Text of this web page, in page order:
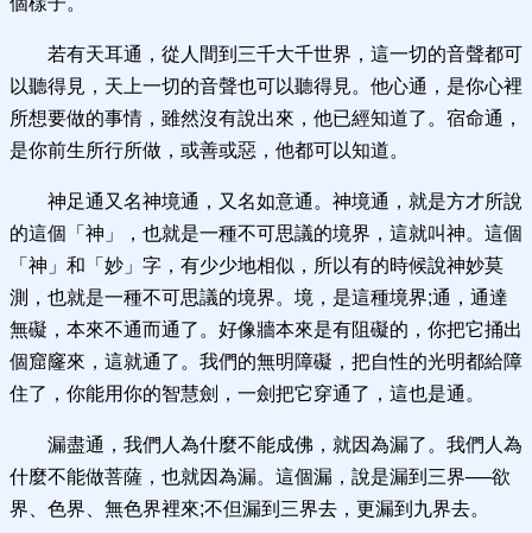
若有天耳通，從人間到三千大千世界，這一切的音聲都可
以聽得見，天上一切的音聲也可以聽得見。他心通，是你心裡
所想要做的事情，雖然沒有說出來，他已經知道了。宿命通，
是你前生所行所做，或善或惡，他都可以知道。
神足通又名神境通，又名如意通。神境通，就是方才所說
的這個「神」，也就是一種不可思議的境界，這就叫神。這個
「神」和「妙」字，有少少地相似，所以有的時候說神妙莫
測，也就是一種不可思議的境界。境，是這種境界;通，通達
無礙，本來不通而通了。好像牆本來是有阻礙的，你把它捅出
個窟窿來，這就通了。我們的無明障礙，把自性的光明都給障
住了，你能用你的智慧劍，一劍把它穿通了，這也是通。
漏盡通，我們人為什麼不能成佛，就因為漏了。我們人為
什麼不能做菩薩，也就因為漏。這個漏，說是漏到三界──欲
界、色界、無色界裡來;不但漏到三界去，更漏到九界去。